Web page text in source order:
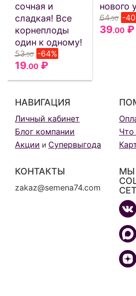
сочная и
сладкая! Все
корнеплоды
один к одному!
53.50 -64%
19.00 ₽
нового
64.50 -
39.00 ₽
НАВИГАЦИЯ
Личный кабинет
Блог компании
Акции и Супервыгода
Что
КОНТАКТЫ
zakaz@semena74.com
МЫ